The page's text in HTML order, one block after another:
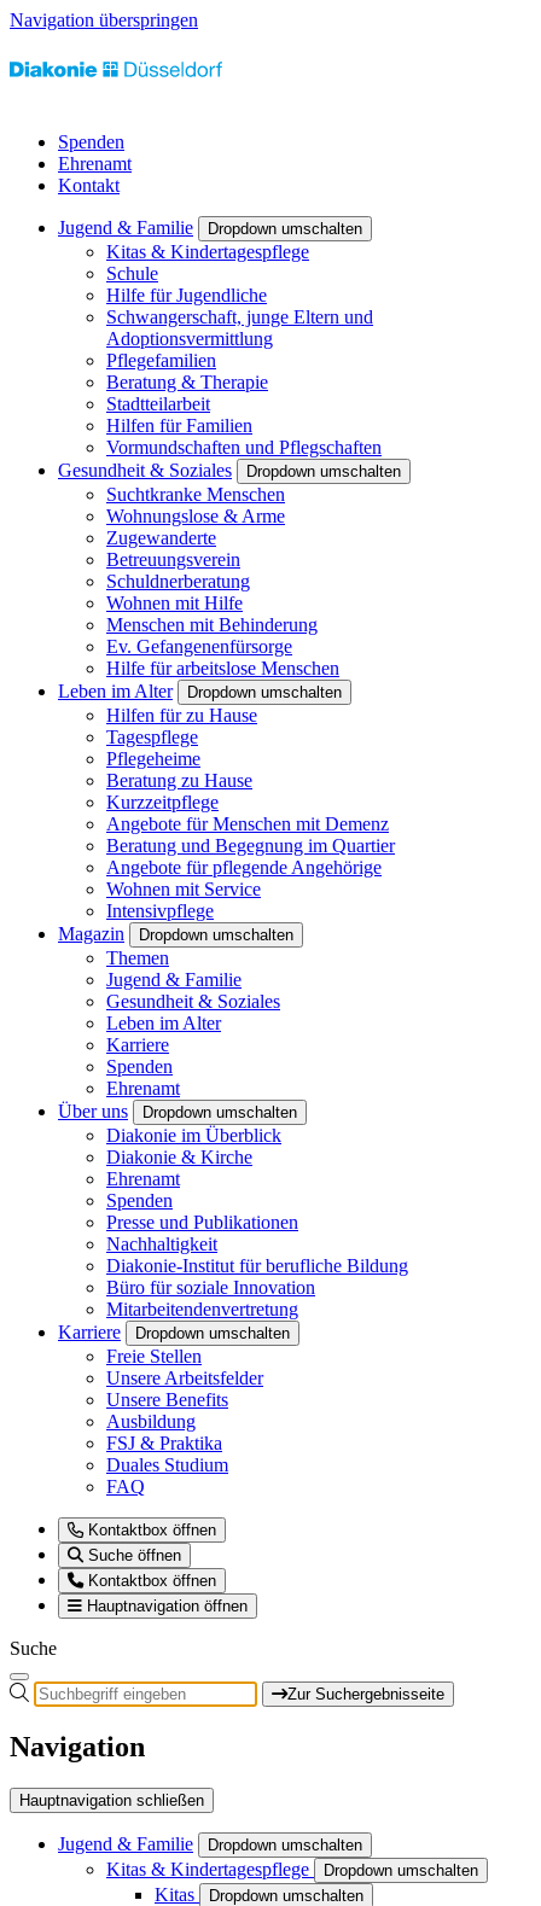
Navigation überspringen
Spenden
Ehrenamt
Kontakt
Jugend & Familie Dropdown umschalten
Kitas & Kindertagespflege
Schule
Hilfe für Jugendliche
Schwangerschaft, junge Eltern und
Adoptionsvermittlung
Pflegefamilien
Beratung & Therapie
Stadtteilarbeit
Hilfen für Familien
Vormundschaften und Pflegschaften
Gesundheit & Soziales
Dropdown umschalten
Suchtkranke Menschen
Wohnungslose & Arme
Zugewanderte
Betreuungsverein
Schuldnerberatung
Wohnen mit Hilfe
Menschen mit Behinderung
Ev. Gefangenenfürsorge
Hilfe für arbeitslose Menschen
Leben im Alter
Dropdown umschalten
Hilfen für zu Hause
Tagespflege
Pflegeheime
Beratung zu Hause
Kurzzeitpflege
Angebote für Menschen mit Demenz
Beratung und Begegnung im Quartier
Angebote für pflegende Angehörige
Wohnen mit Service
Intensivpflege
Magazin
Dropdown umschalten
Themen
Jugend & Familie
Gesundheit & Soziales
Leben im Alter
Karriere
Spenden
Ehrenamt
Über uns
Dropdown umschalten
Diakonie im Überblick
Diakonie & Kirche
Ehrenamt
Spenden
Presse und Publikationen
Nachhaltigkeit
Diakonie-Institut für berufliche Bildung
Büro für soziale Innovation
Mitarbeitendenvertretung
Karriere
Dropdown umschalten
Freie Stellen
Unsere Arbeitsfelder
Unsere Benefits
Ausbildung
FSJ & Praktika
Duales Studium
FAQ
Kontaktbox öffnen
Suche öffnen
Kontaktbox öffnen
Hauptnavigation öffnen
Suche
Zur Suchergebnisseite
Navigation
Hauptnavigation schließen
Jugend & Familie Dropdown umschalten
Kitas & Kindertagespflege Dropdown umschalten
Kitas Dropdown umschalten